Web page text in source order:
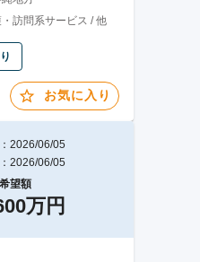
訪問系サービス / 他
お気に入り
2026/06/05
2026/06/05
望額
万円